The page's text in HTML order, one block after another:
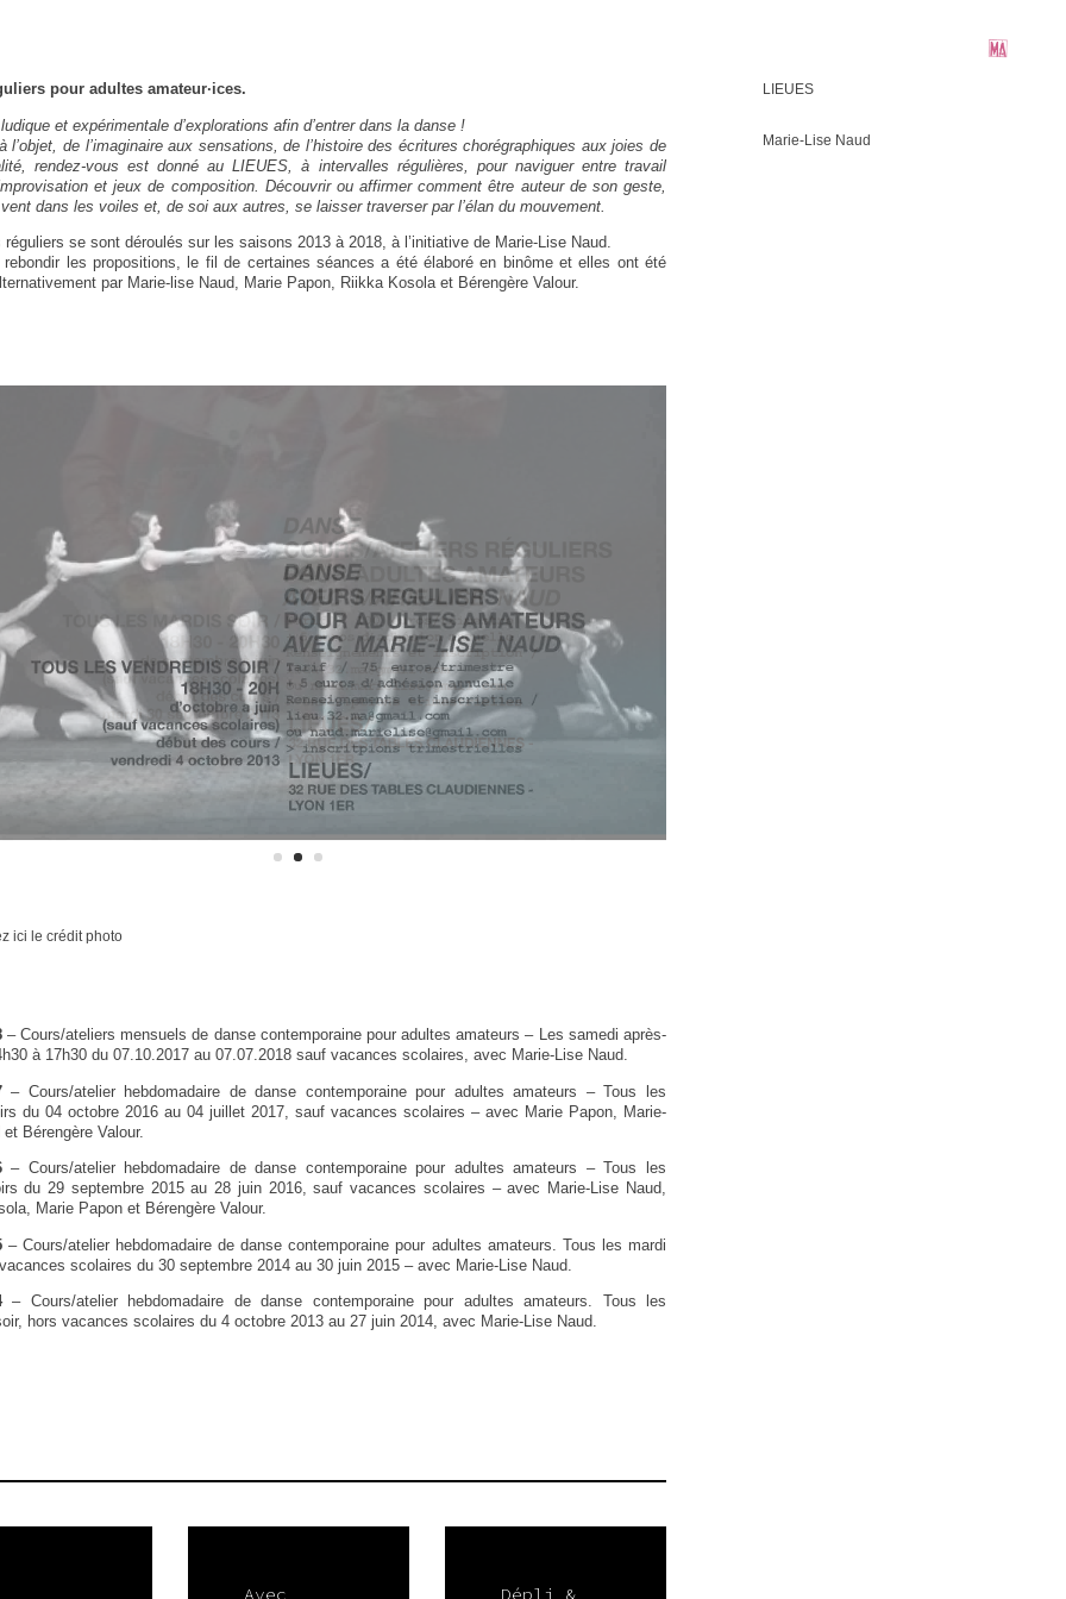
ARTISTES & PROJETS
SOUTENUS
COMPAGNIES
PROJETS INDÉPENDANTS
CRÉATIONS
TRANSMISSIONS
LIEUES
pour adultes amateur·ices.
et expérimentale d’explorations afin d’entrer dans la danse !
l’objet, de l’imaginaire aux sensations, de l’histoire des écritures chorégraphiques aux joies de
rendez-vous est donné au LIEUES, à intervalles régulières, pour naviguer entre travail
et jeux de composition. Découvrir ou affirmer comment être auteur de son geste,
dans les voiles et, de soi aux autres, se laisser traverser par l’élan du mouvement.
réguliers se sont déroulés sur les saisons 2013 à 2018, à l’initiative de Marie-Lise Naud.
rebondir les propositions, le fil de certaines séances a été élaboré en binôme et elles ont été
par Marie-lise Naud, Marie Papon, Riikka Kosola et Bérengère Valour.
ici le crédit photo
– Cours/ateliers mensuels de danse contemporaine pour adultes amateurs – Les samedi après-
à 17h30 du 07.10.2017 au 07.07.2018 sauf vacances scolaires, avec Marie-Lise Naud.
– Cours/atelier hebdomadaire de danse contemporaine pour adultes amateurs – Tous les
du 04 octobre 2016 au 04 juillet 2017, sauf vacances scolaires – avec Marie Papon, Marie-
et Bérengère Valour.
– Cours/atelier hebdomadaire de danse contemporaine pour adultes amateurs – Tous les
du 29 septembre 2015 au 28 juin 2016, sauf vacances scolaires – avec Marie-Lise Naud,
Marie Papon et Bérengère Valour.
– Cours/atelier hebdomadaire de danse contemporaine pour adultes amateurs. Tous les mardi
scolaires du 30 septembre 2014 au 30 juin 2015 – avec Marie-Lise Naud.
– Cours/atelier hebdomadaire de danse contemporaine pour adultes amateurs. Tous les
hors vacances scolaires du 4 octobre 2013 au 27 juin 2014, avec Marie-Lise Naud.
Avec Dépli &
LIEUES
Marie-Lise Naud